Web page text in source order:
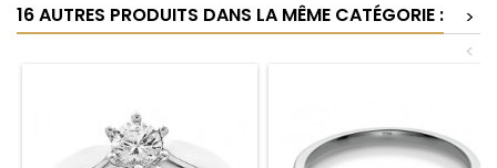
16 AUTRES PRODUITS DANS LA MÊME CATÉGORIE :
>
<